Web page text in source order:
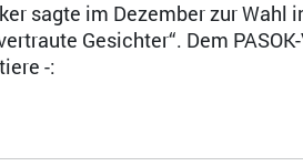
sagte im Dezember zur
Gesichter“. Dem
-: